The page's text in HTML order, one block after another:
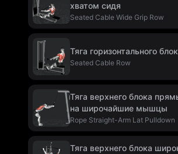
хватом сидя
Seated Cable Wide Grip Row
Тяга горизонтального
Seated Cable Row
Тяга верхнего блока
на широчайшие мышцы
Rope Straight-Arm Lat Pulldown
Тяга верхнего блока